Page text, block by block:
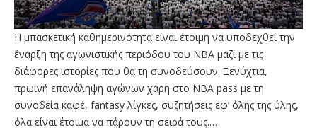
Η μπασκετική καθημερινότητα είναι έτοιμη να υποδεχθεί την
έναρξη της αγωνιστικής περιόδου του ΝΒΑ μαζί με τις
διάφορες ιστορίες που θα τη συνοδεύσουν. Ξενύχτια,
πρωινή επανάληψη αγώνων χάρη στο NBA pass με τη
συνοδεία καφέ, fantasy λίγκες, συζητήσεις εφ’ όλης της ύλης,
όλα είναι έτοιμα να πάρουν τη σειρά τους.…